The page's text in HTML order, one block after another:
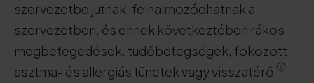
szervezetbe jutnak, felhalmozódhatnak a
szervezetben, és ennek következtében rákos
megbetegedések, tüdőbetegségek, fokozott
asztma- és allergiás tünetek vagy visszatérő